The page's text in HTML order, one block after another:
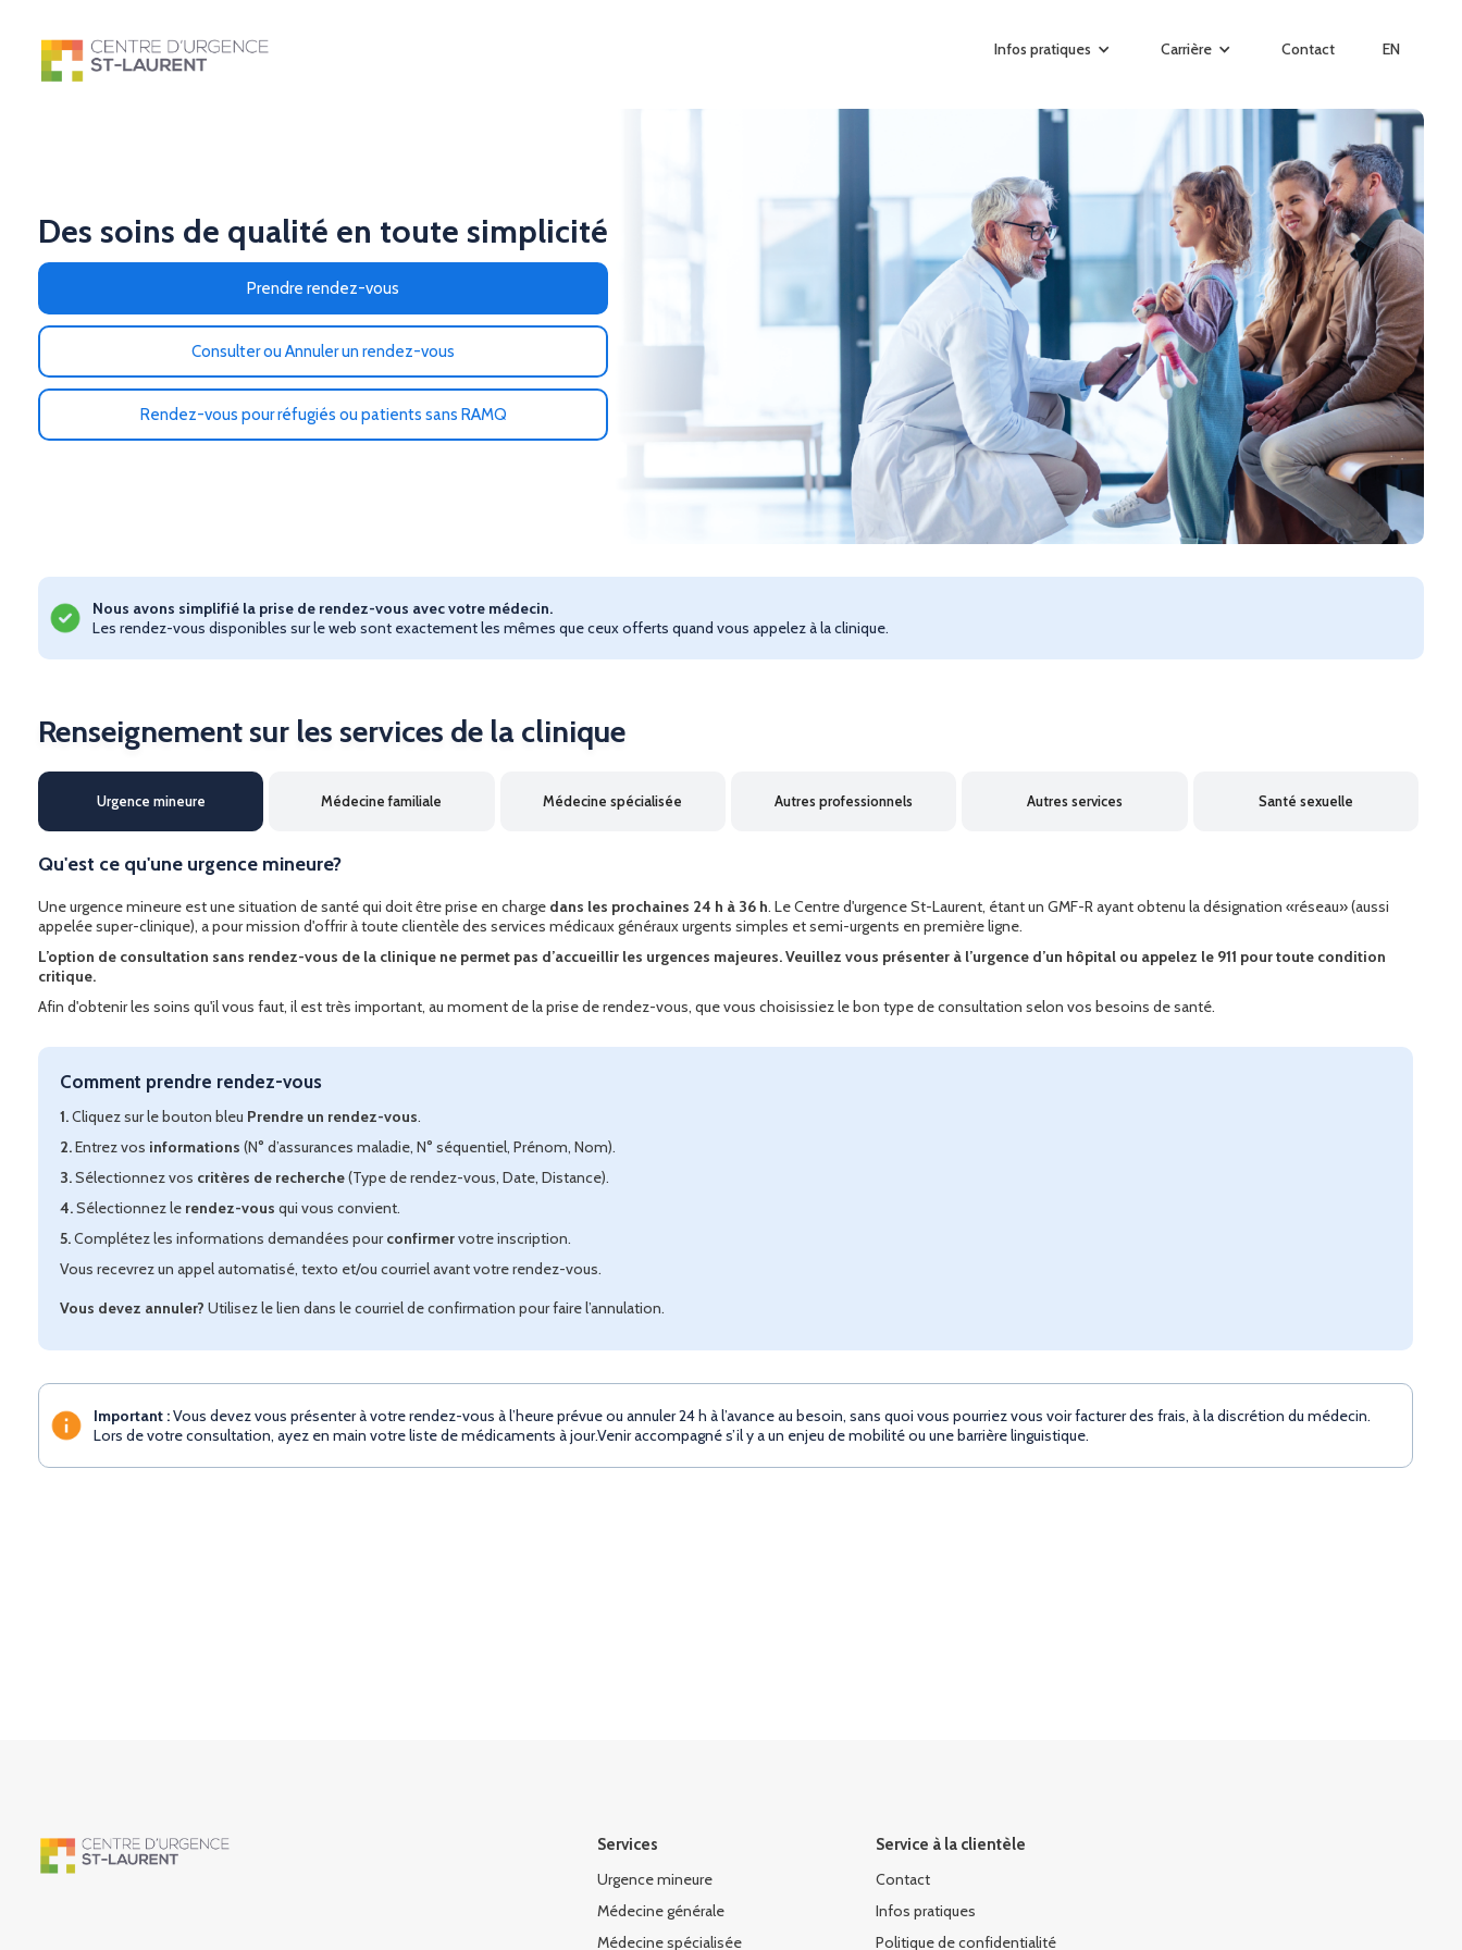
Infos pratiques Carrière Contact EN
Des soins de qualité en toute simplicité
Prendre rendez-vous
Consulter ou Annuler un rendez-vous
Rendez-vous pour réfugiés ou patients sans RAMQ
Nous avons simplifié la prise de rendez-vous avec votre médecin.
Les rendez-vous disponibles sur le web sont exactement les mêmes que ceux offerts quand vous appelez à la clinique.
Renseignement sur les services de la clinique
Urgence mineure Médecine familiale Médecine spécialisée Autres professionnels Autres services Santé sexuelle
Qu'est ce qu'une urgence mineure?
Une urgence mineure est une situation de santé qui doit être prise en charge dans les prochaines 24 h à 36 h. Le Centre d'urgence St-Laurent, étant un GMF-R ayant obtenu la désignation «réseau» (aussi
appelée super-clinique), a pour mission d'offrir à toute clientèle des services médicaux généraux urgents simples et semi-urgents en première ligne.
L’option de consultation sans rendez-vous de la clinique ne permet pas d’accueillir les urgences majeures. Veuillez vous présenter à l’urgence d’un hôpital ou appelez le 911 pour toute condition
critique.
Afin d'obtenir les soins qu'il vous faut, il est très important, au moment de la prise de rendez-vous, que vous choisissiez le bon type de consultation selon vos besoins de santé.
Comment prendre rendez-vous
1.Cliquez sur le bouton bleu Prendre un rendez-vous.
2.Entrez vos informations (N° d’assurances maladie, N° séquentiel, Prénom, Nom).
3.Sélectionnez vos critères de recherche(Type de rendez-vous, Date, Distance).
4.Sélectionnez le rendez-vous qui vous convient.
5.Complétez les informations demandées pourconfirmervotre inscription.
Vous recevrez un appel automatisé, texto et/ou courriel avant votre rendez-vous.
Vous devez annuler? Utilisez le lien dans le courriel de confirmation pour faire l’annulation.
Important :Vous devez vous présenter à votre rendez-vous à l’heure prévue ou annuler 24 h à l’avance au besoin, sans quoi vous pourriez vous voir facturer des frais, à la discrétion du médecin.
Lors de votre consultation, ayez en main votre liste de médicaments à jour.Venir accompagné s’il y a un enjeu de mobilité ou une barrière linguistique.
Services
Urgence mineure
Médecine générale
Médecine spécialisée
Service à la clientèle
Contact
Infos pratiques
Politique de confidentialité